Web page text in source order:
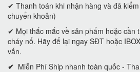
✔ Thanh toán khi nhận hàng và đã
chuyển khoản)
✔ Mọi thắc mắc về sản phẩm hoặc cần
cháy nổ. Hãy để lại ngay SĐT hoặc
vấn.
✔ Miễn Phí Ship nhanh toàn quốc -